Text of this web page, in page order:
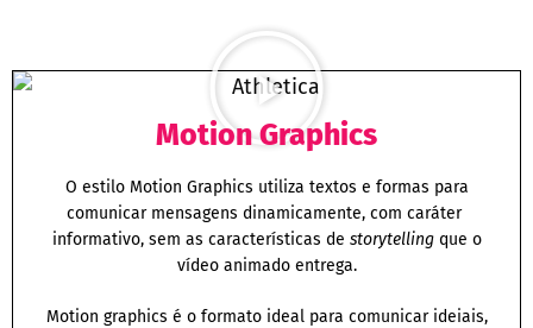
Motion Graphics
O estilo Motion Graphics utiliza textos e formas para
comunicar mensagens dinamicamente, com caráter
informativo, sem as características de storytellingque o
vídeo animado entrega.
Motion graphics é o formato ideal para comunicar ideiais,